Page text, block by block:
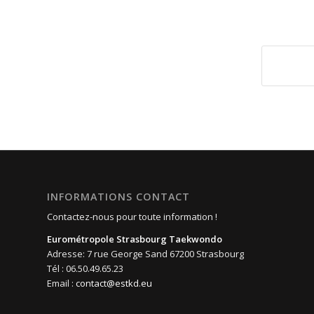
INFORMATIONS CONTACT
Contactez-nous pour toute information !
Eurométropole Strasbourg Taekwondo
Adresse: 7 rue George Sand 67200 Strasbourg
Tél : 06.50.49.65.23
Email : contact@estkd.eu